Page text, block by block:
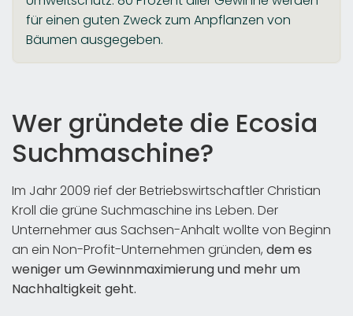
für einen guten Zweck zum Anpflanzen von
Bäumen ausgegeben.
Wer gründete die Ecosia
Suchmaschine?
Im Jahr 2009 rief der Betriebswirtschaftler Christian
Kroll die grüne Suchmaschine ins Leben. Der
Unternehmer aus Sachsen-Anhalt wollte von Beginn
an ein Non-Profit-Unternehmen gründen, dem es
weniger um Gewinnmaximierung und mehr um
Nachhaltigkeit geht.